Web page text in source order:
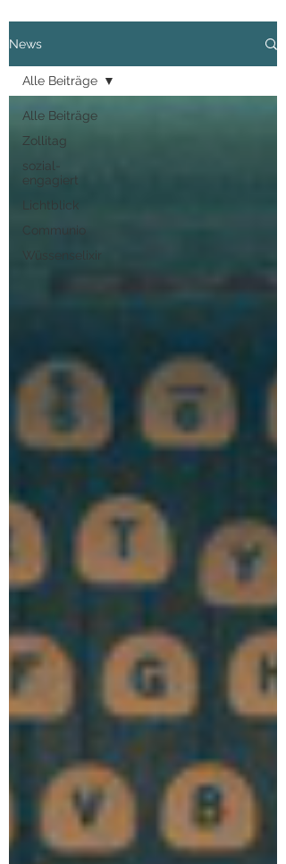
News
Alle Beiträge
Zollitag
sozial-
engagiert
Lichtblick
Communio
Wüssenselixir
Alle Beiträge